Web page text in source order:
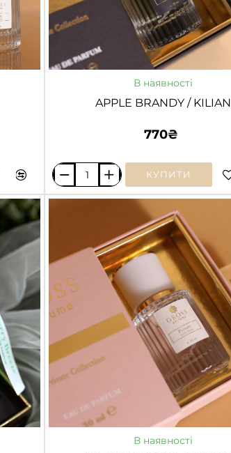
В наявності
APPLE BRANDY / KILIAN
770₴
APPLE
BRANDY
КУПИТИ
В наявності